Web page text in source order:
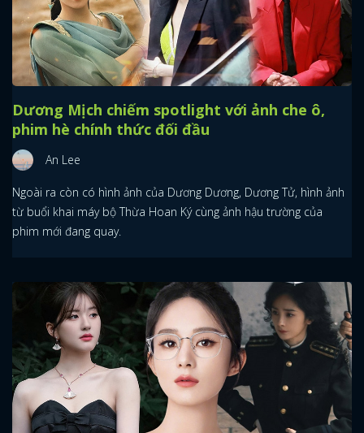
Dương Mịch chiếm spotlight với ảnh che ô,
phim hè chính thức đối đầu
An Lee
Ngoài ra còn có hình ảnh của Dương Dương, Dương Tử, hình ảnh
từ buổi khai máy bộ Thừa Hoan Ký cùng ảnh hậu trường của
phim mới đang quay.